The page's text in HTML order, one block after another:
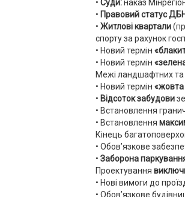
• Суди:наказ
• Правовий статус
• Житлові квартали
спорту за рахунок
• Новий термін
• Новий термін
Межі ландшафтних та
• Новий термін «жовта
• Відсоток забудови
• Встановлення
• Встановлення
Кінець
• Обов’язкове
• Заборона
Проектування
• Нові вимоги до
• Обов’язкове